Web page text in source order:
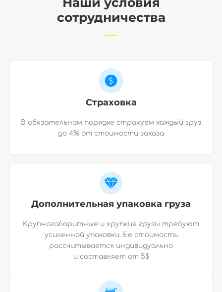
сотрудничества
Страховка
В обязательном порядке страхуем каждый груз
до 4% от стоимости заказа
Дополнительная упаковка груза
Крупногабаритные и хрупкие грузы требуют
усиленной упаковки. Ее стоимость
рассчитывается индивидуально
и составляет от 5$